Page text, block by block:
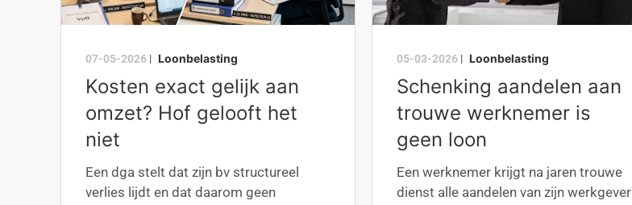
07-05-2026 | Loonbelasting
Kosten exact gelijk aan
omzet? Hof gelooft het
niet
Een dga stelt dat zijn bv structureel
verlies lijdt en dat daarom geen
05-03-2026 | Loonbelasting
Schenking aandelen aan
trouwe werknemer is
geen loon
Een werknemer krijgt na jaren trouwe
dienst alle aandelen van zijn werkgever